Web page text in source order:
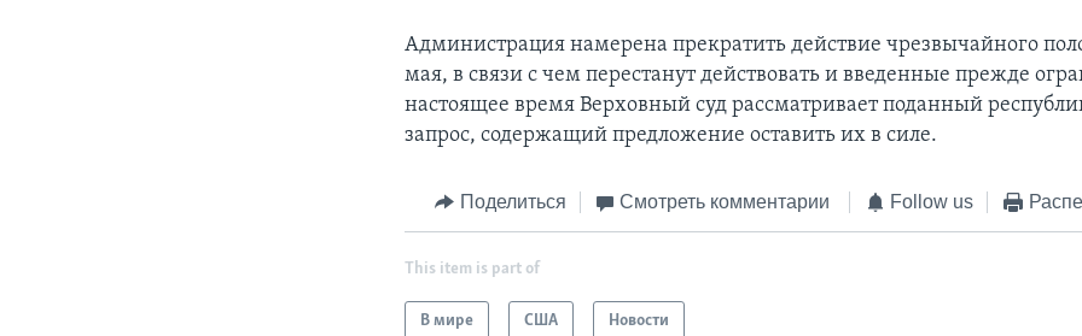
Администрация намерена прекратить действие чрезвычайного
мая, в связи с чем перестанут действовать и введенные прежде
настоящее время Верховный суд рассматривает поданный
запрос, содержащий предложение оставить их в силе.
Поделиться Смотреть комментарии Follow us
This item is part of
В мире США Новости